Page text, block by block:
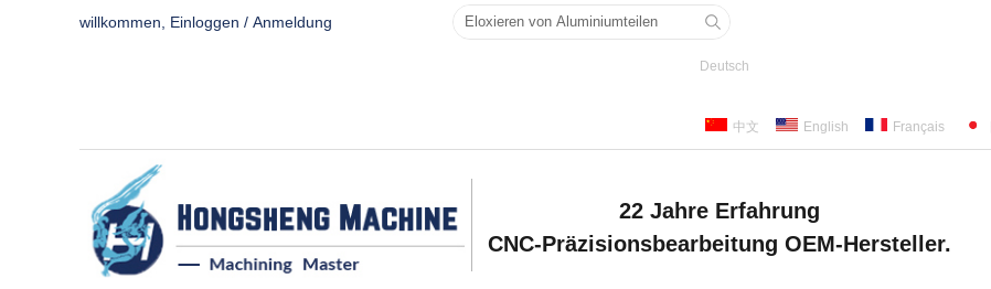
willkommen, Einloggen / Anmeldung
Deutsch
中文 English Français
22 Jahre Erfahrung
CNC-Präzisionsbearbeitung OEM-Hersteller.